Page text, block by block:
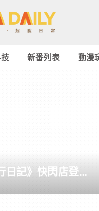
新番列表 動漫
日記》快閃店登